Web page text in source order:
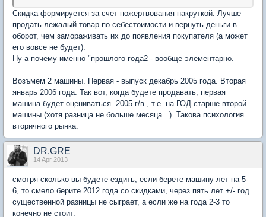
Скидка формируется за счет пожертвования накруткой. Лучше
продать лежалый товар по себестоимости и вернуть деньги в
оборот, чем замораживать их до появления покупателя (а может
его вовсе не будет).
Ну а почему именно "прошлого года2 - вообще элементарно.
Возъмем 2 машины. Первая - выпуск декабрь 2005 года. Вторая
январь 2006 года. Так вот, когда будете продавать, первая
машина будет оцениваться 2005 г/в., т.е. на ГОД старше второй
машины (хотя разница не больше месяца...). Такова психология
вторичного рынка.
DR.GRE
14 Apr 2013
смотря сколько вы будете ездить, если берете машину лет на 5-
6, то смело берите 2012 года со скидками, через пять лет +/- год
существенной разницы не сыграет, а если же на года 2-3 то
конечно не стоит.